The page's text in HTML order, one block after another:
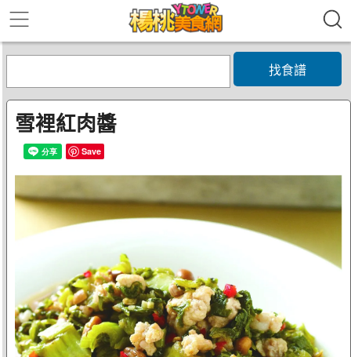
找食譜
雪裡紅肉醬
Save